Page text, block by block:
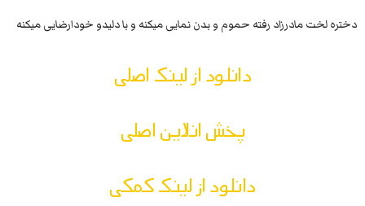
دختره لخت مادرزاد رفته حموم و بدن نمایی میکنه و با دلیدو خودارضایی میکنه
دانلود از لینک اصلی
پخش انلاین اصلی
دانلود از لینک کمکی